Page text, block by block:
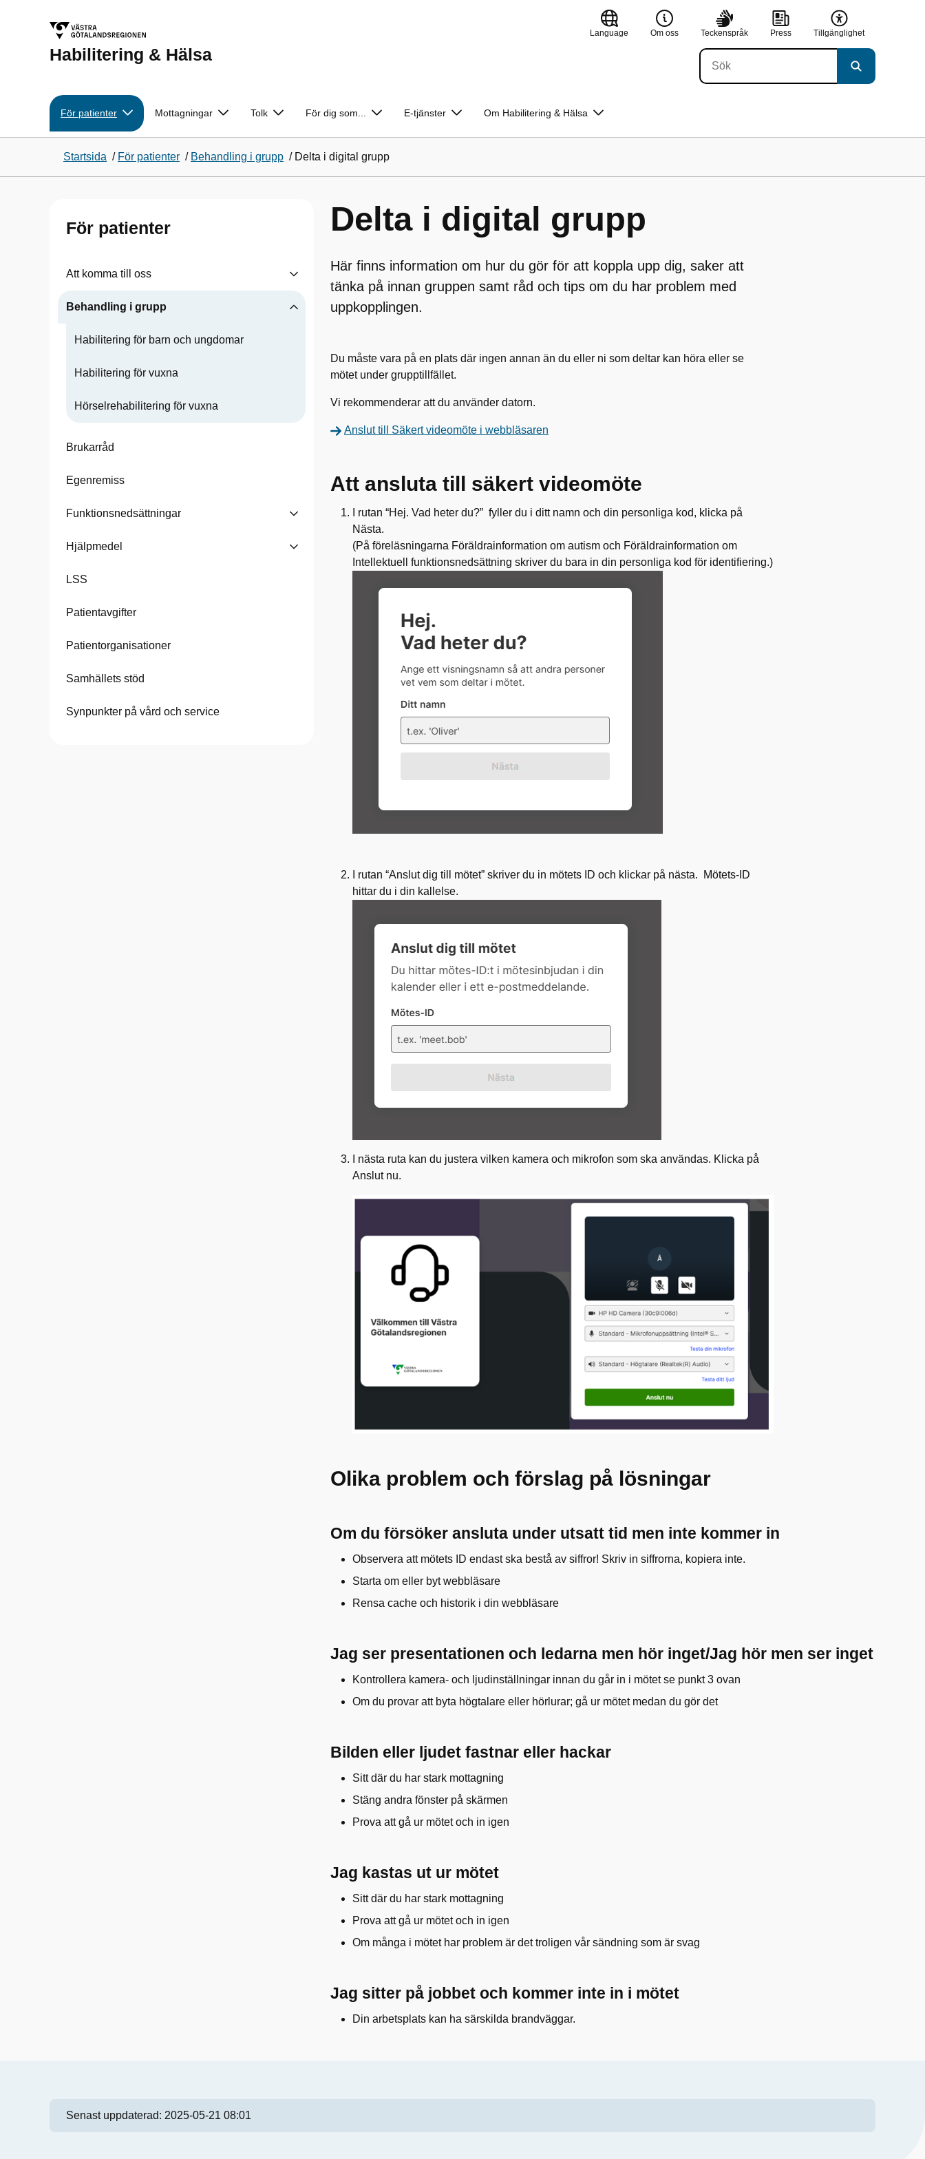
Habilitering & Hälsa
Language Om oss Teckenspråk Press Tillgänglighet
För patienter Mottagningar Tolk För dig som... E-tjänster Om Habilitering & Hälsa
Startsida / För patienter / Behandling i grupp / Delta i digital grupp
För patienter
Att komma till oss
Behandling i grupp
Habilitering för barn och ungdomar
Habilitering för vuxna
Hörselrehabilitering för vuxna
Brukarråd
Egenremiss
Funktionsnedsättningar
Hjälpmedel
LSS
Patientavgifter
Patientorganisationer
Samhällets stöd
Synpunkter på vård och service
Delta i digital grupp
Här finns information om hur du gör för att koppla upp dig, saker att
tänka på innan gruppen samt råd och tips om du har problem med
uppkopplingen.
Du måste vara på en plats där ingen annan än du eller ni som deltar kan höra eller se
mötet under grupptillfället.
Vi rekommenderar att du använder datorn.
Anslut till Säkert videomöte i webbläsaren
Att ansluta till säkert videomöte
I rutan “Hej. Vad heter du?” fyller du i ditt namn och din personliga kod, klicka på
Nästa.
(På föreläsningarna Föräldrainformation om autism och Föräldrainformation om
Intellektuell funktionsnedsättning skriver du bara in din personliga kod för identifiering.)
I rutan “Anslut dig till mötet” skriver du in mötets ID och klickar på nästa.
Mötets-ID
hittar du i din kallelse.
I nästa ruta kan du justera vilken kamera och mikrofon som ska användas. Klicka på
Anslut nu.
Olika problem och förslag på lösningar
Om du försöker ansluta under utsatt tid men inte kommer in
Observera att mötets ID endast ska bestå av siffror! Skriv in siffrorna, kopiera inte.
Starta om eller byt webbläsare
Rensa cache och historik i din webbläsare
Jag ser presentationen och ledarna men hör inget/Jag hör men ser inget
Kontrollera kamera- och ljudinställningar innan du går in i mötet se punkt 3 ovan
Om du provar att byta högtalare eller hörlurar; gå ur mötet medan du gör det
Bilden eller ljudet fastnar eller hackar
Sitt där du har stark mottagning
Stäng andra fönster på skärmen
Prova att gå ur mötet och in igen
Jag kastas ut ur mötet
Sitt där du har stark mottagning
Prova att gå ur mötet och in igen
Om många i mötet har problem är det troligen vår sändning som är svag
Jag sitter på jobbet och kommer inte in i mötet
Din arbetsplats kan ha särskilda brandväggar.
Senast uppdaterad: 2025-05-21 08:01